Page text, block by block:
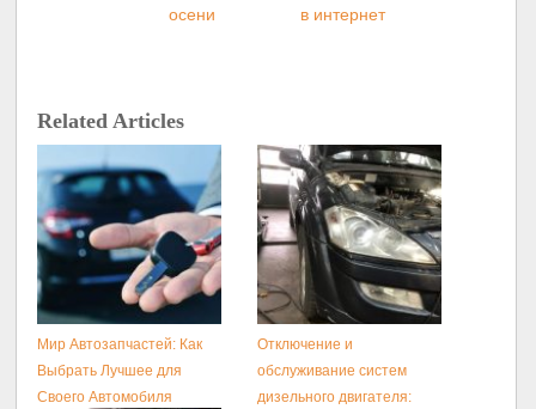
осени
в интернет
Related Articles
Мир Автозапчастей: Как
Выбрать Лучшее для
Своего Автомобиля
Отключение и
обслуживание систем
дизельного двигателя: